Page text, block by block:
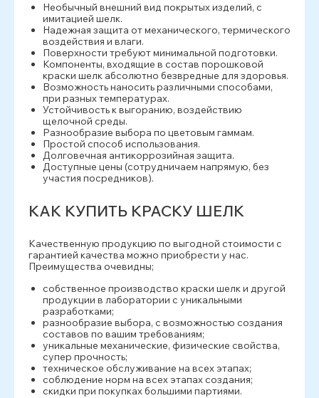
Необычный внешний вид покрытых изделий, с
имитацией шелк.
Надежная защита от механического, термического
воздействия и влаги.
Поверхности требуют минимальной подготовки.
Компоненты, входящие в состав порошковой
краски шелк абсолютно безвредные для здоровья.
Возможность наносить различными способами,
при разных температурах.
Устойчивость к выгоранию, воздействию
щелочной среды.
Разнообразие выбора по цветовым гаммам.
Простой способ использования.
Долговечная антикоррозийная защита.
Доступные цены (сотрудничаем напрямую, без
участия посредников).
КАК КУПИТЬ КРАСКУ ШЕЛК
Качественную продукцию по выгодной стоимости с
гарантией качества можно приобрести у нас.
Преимущества очевидны;
собственное производство краски шелк и другой
продукции в лаборатории с уникальными
разработками;
разнообразие выбора, с возможностью создания
составов по вашим требованиям;
уникальные механические, физические свойства,
супер прочность;
техническое обслуживание на всех этапах;
соблюдение норм на всех этапах создания;
скидки при покупках большими партиями.